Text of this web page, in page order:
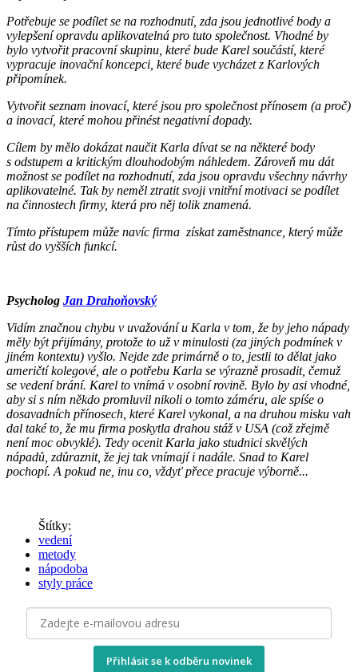
Potřebuje se podílet se na rozhodnutí, zda jsou jednotlivé body a
vylepšení opravdu aplikovatelná pro tuto společnost. Vhodné by
bylo vytvořit pracovní skupinu, které bude Karel součástí, které
vypracuje inovační koncepci, které bude vycházet z Karlových
připomínek.
Vytvořit seznam inovací, které jsou pro společnost přínosem (a proč)
a inovací, které mohou přinést negativní dopady.
Cílem by mělo dokázat naučit Karla dívat se na některé body
s odstupem a kritickým dlouhodobým náhledem. Zároveň mu dát
možnost se podílet na rozhodnutí, zda jsou opravdu všechny návrhy
aplikovatelné. Tak by neměl ztratit svoji vnitřní motivaci se podílet
na činnostech firmy, která pro něj tolik znamená.
Tímto přístupem může navíc firma získat zaměstnance, který může
růst do vyšších funkcí.
Psycholog Jan Drahoňovský
Vidím značnou chybu v uvažování u Karla v tom, že by jeho nápady
měly být pŕijímány, protože to už v minulosti (za jiných podmínek v
jiném kontextu) vyšlo. Nejde zde primárně o to, jestli to dělat jako
američtí kolegové, ale o potřebu Karla se výrazně prosadit, čemuž
se vedení brání. Karel to vnímá v osobní rovině. Bylo by asi vhodné,
aby si s ním někdo promluvil nikoli o tomto záméru, ale spíśe o
dosavadních přínosech, které Karel vykonal, a na druhou misku vah
dal také to, že mu firma poskytla drahou stáž v USA (což zřejmě
není moc obvyklé). Tedy ocenit Karla jako studnici skvělých
nápadů, zdůraznit, že jej tak vnímají i nadále. Snad to Karel
pochopí. A pokud ne, inu co, vždyť přece pracuje výborně...
Štítky:
vedení
metody
nápodoba
styly práce
Přihlásit se k odběru novinek